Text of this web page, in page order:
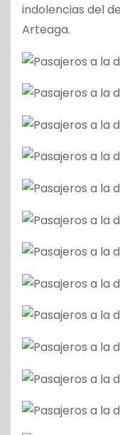
indolencias del
Arteaga.